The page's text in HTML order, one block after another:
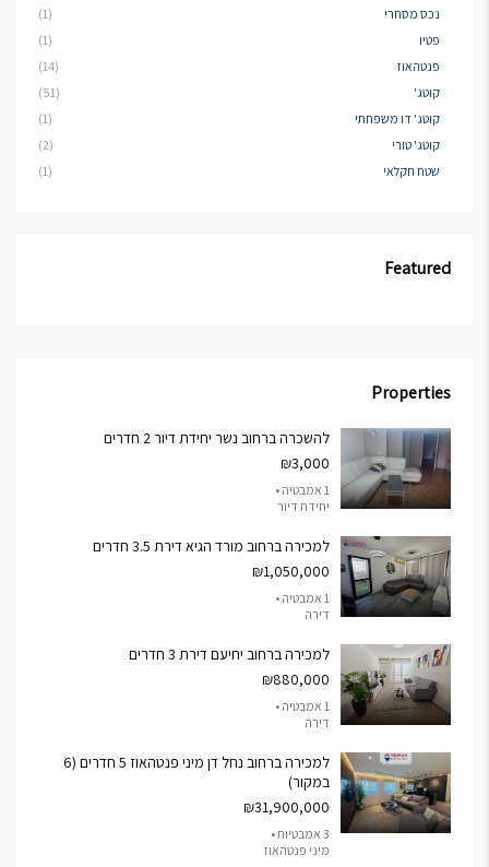
נכס מסחרי
(1)
פטיו
(1)
פנטהאוז
(14)
קוטג'
(51)
קוטג' דו משפחתי
(1)
קוטג' טורי
(2)
שטח חקלאי
(1)
Featured
Properties
להשכרה ברחוב נשר יחידת דיור 2 חדרים
₪3,000
1 אמבטיה •
יחידת דיור
למכירה ברחוב מורד הגיא דירת 3.5 חדרים
₪1,050,000
1 אמבטיה •
דירה
למכירה ברחוב יחיעם דירת 3 חדרים
₪880,000
1 אמבטיה •
דירה
למכירה ברחוב נחל דן מיני פנטהאוז 5 חדרים (6
במקור)
₪31,900,000
3 אמבטיות •
מיני פנטהאוז